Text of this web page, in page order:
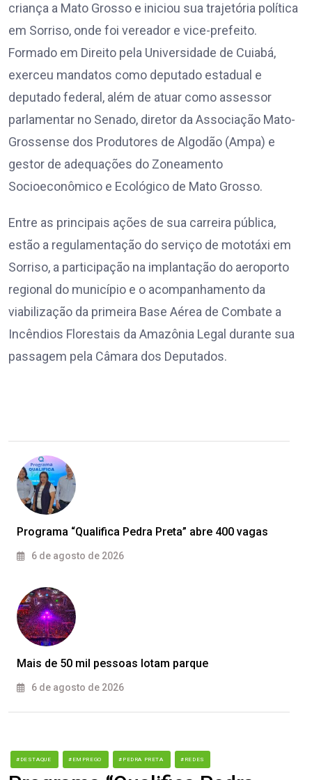
criança a Mato Grosso e iniciou sua trajetória política
em Sorriso, onde foi vereador e vice-prefeito.
Formado em Direito pela Universidade de Cuiabá,
exerceu mandatos como deputado estadual e
deputado federal, além de atuar como assessor
parlamentar no Senado, diretor da Associação Mato-
Grossense dos Produtores de Algodão (Ampa) e
gestor de adequações do Zoneamento
Socioeconômico e Ecológico de Mato Grosso.
Entre as principais ações de sua carreira pública,
estão a regulamentação do serviço de mototáxi em
Sorriso, a participação na implantação do aeroporto
regional do município e o acompanhamento da
viabilização da primeira Base Aérea de Combate a
Incêndios Florestais da Amazônia Legal durante sua
passagem pela Câmara dos Deputados.
Programa “Qualifica Pedra Preta” abre 400 vagas
6 de agosto de 2026
Mais de 50 mil pessoas lotam parque
6 de agosto de 2026
#DESTAQUE #EMPREGO #PEDRA PRETA #REDES